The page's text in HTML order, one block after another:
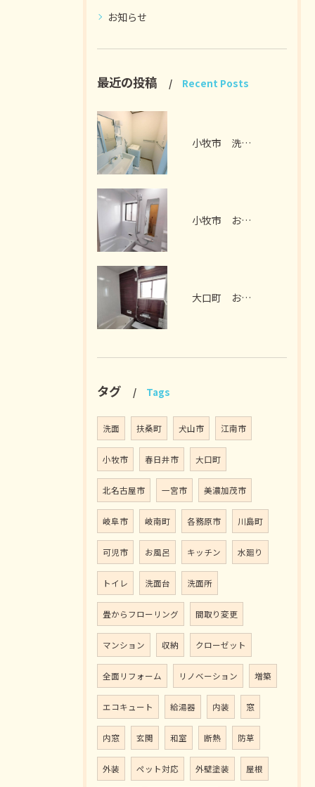
お知らせ
最近の投稿 Recent Posts
小牧市 洗面脱衣室リフォーム I様邸 2026年7月
小牧市 お風呂リフォーム I様邸 2026年7月
大口町 お風呂リフォーム M様邸 2026年7月
タグ Tags
洗面 扶桑町 犬山市 江南市
小牧市 春日井市 大口町
北名古屋市 一宮市 美濃加茂市
岐阜市 岐南町 各務原市 川島町
可児市 お風呂 キッチン 水廻り
トイレ 洗面台 洗面所
畳からフローリング 間取り変更
マンション 収納 クローゼット
全面リフォーム リノベーション 増築
エコキュート 給湯器 内装 窓
内窓 玄関 和室 断熱 防草
外装 ペット対応 外壁塗装 屋根